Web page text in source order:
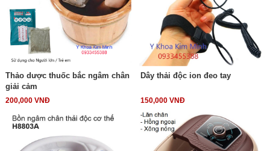
Thảo dược thuốc bắc ngâm chân
giải cảm
200,000 VNĐ
Dây thải độc ion đeo tay
150,000 VNĐ